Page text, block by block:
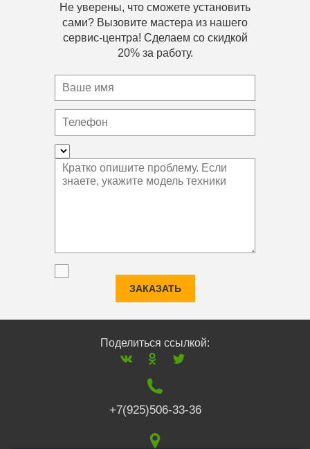
Не уверены, что сможете установить
сами? Вызовите мастера из нашего
сервис-центра! Сделаем со скидкой
20% за работу.
ЗАКАЗАТЬ
Поделиться ссылкой:
+7(925)506-33-36